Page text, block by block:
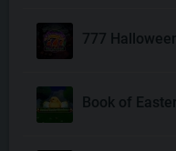
777
Book of